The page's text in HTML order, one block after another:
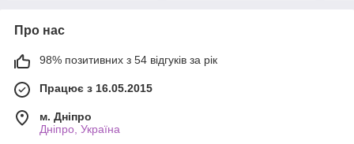
Про нас
98% позитивних з 54 відгуків за рік
Працює з 16.05.2015
м. Дніпро
Дніпро, Україна